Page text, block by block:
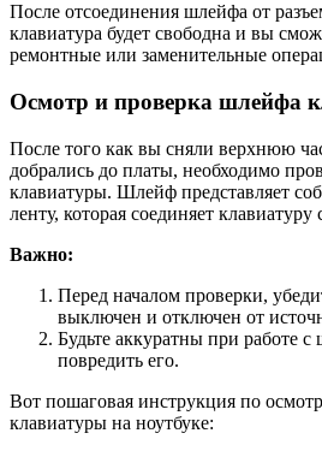
После отсоединения шлейфа от
клавиатура будет свободна и вы
ремонтные или заменительные
Осмотр и проверка шлейфа
После того как вы сняли верхнюю
добрались до платы, необходимо
клавиатуры. Шлейф представляет
ленту, которая соединяет
Важно:
Перед началом проверки,
выключен и отключен от
Будьте аккуратны при работе
повредить его.
Вот пошаговая инструкция по
клавиатуры на ноутбуке: